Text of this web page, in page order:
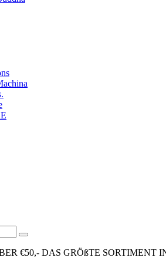
€50,- DAS GRÖßTE SORTIMENT